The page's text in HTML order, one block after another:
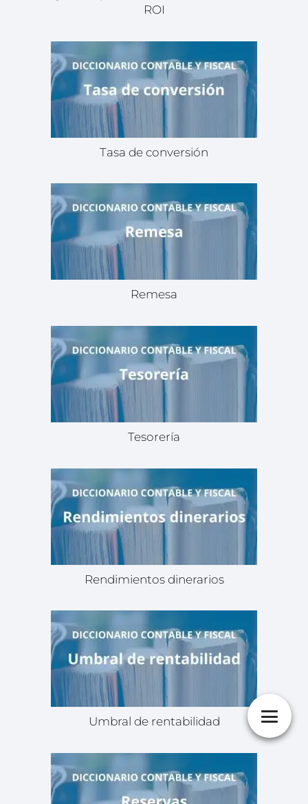
ROI
Tasa de conversión
Remesa
Tesorería
Rendimientos dinerarios
Umbral de rentabilidad